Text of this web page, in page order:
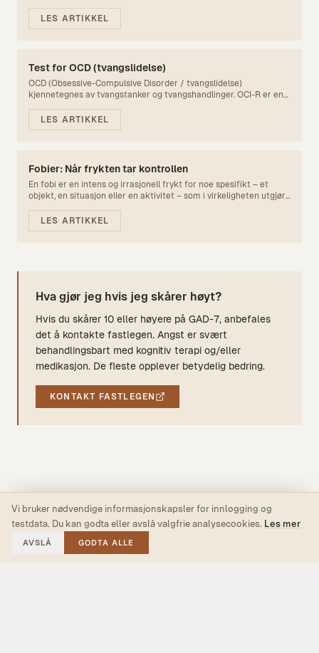
mesteparten av dagen, de fleste dager, i minst seks måneder.
GAD er en av de vanligste angstlidelsene og rammer rundt 5% av
LES ARTIKKEL
Test for OCD (tvangslidelse)
OCD (Obsessive-Compulsive Disorder / tvangslidelse)
kjennetegnes av tvangstanker og tvangshandlinger. OCI-R er en
LES ARTIKKEL
Fobier: Når frykten tar kontrollen
En fobi er en intens og irrasjonell frykt for noe spesifikt – et
objekt, en situasjon eller en aktivitet – som i virkeligheten utgjør
lidelsene, og rammer anslagsvis 10-15 % av befolkningen i løpet
av livet. Selv om mange lever med milde fobier uten store
LES ARTIKKEL
Hva gjør jeg hvis jeg skårer høyt?
Hvis du skårer 10 eller høyere på GAD-7, anbefales
det å kontakte fastlegen. Angst er svært
behandlingsbart med kognitiv terapi og/eller
medikasjon. De fleste opplever betydelig bedring.
KONTAKT FASTLEGEN
Vi bruker nødvendige informasjonskapsler for innlogging og
testdata. Du kan godta eller avslå valgfrie analysecookies. Les mer
AVSLÅ GODTA ALLE